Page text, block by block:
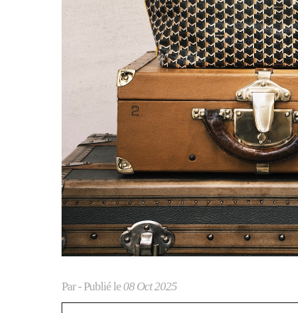
Par- Publié le08 Oct 2025